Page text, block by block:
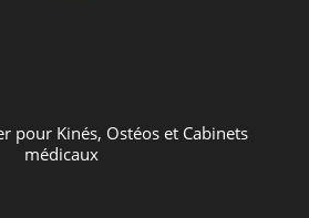
pour Kinés, Ostéos et Cabinets
médicaux